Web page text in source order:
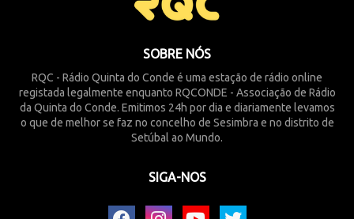
SOBRE NÓS
RQC - Rádio Quinta do Conde é uma estação de rádio online
registada legalmente enquanto RQCONDE - Associação de Rádio
da Quinta do Conde. Emitimos 24h por dia e diariamente levamos
o que de melhor se faz no concelho de Sesimbra e no distrito de
Setúbal ao Mundo.
SIGA-NOS